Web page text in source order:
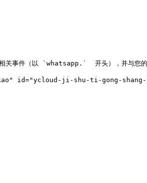
（以 `whatsapp.`  开头），并与您的系
id="ycloud-ji-shu-ti-gong-